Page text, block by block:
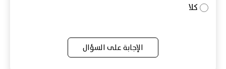
كلا
الإجابة على السؤال